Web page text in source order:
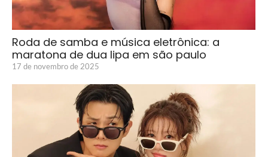
Roda de samba e música eletrônica: a
maratona de dua lipa em são paulo
17 de novembro de 2025